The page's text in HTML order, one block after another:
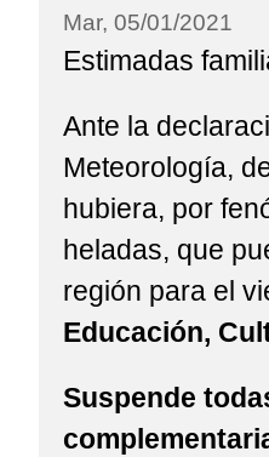
Mar, 05/01/2021
Estimadas
Ante la
Meteorología,
hubiera, por
heladas, que
región para el
Educación,
Suspende